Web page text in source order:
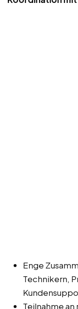
Enge
Technikern,
Teilnahme